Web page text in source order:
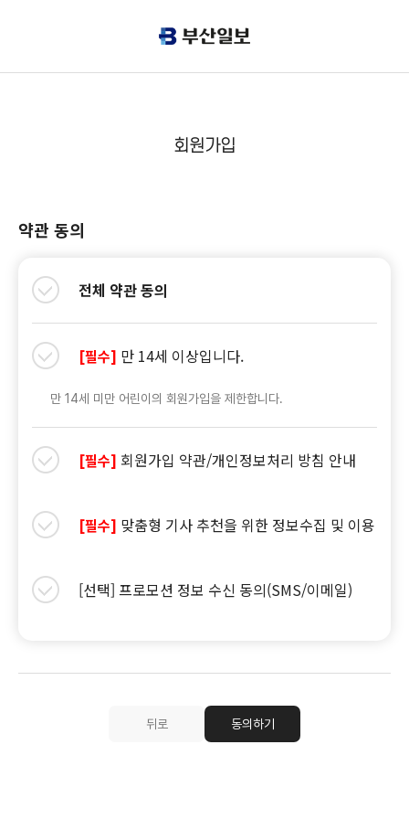
회원가입
약관 동의
전체 약관 동의
[필수] 만 14세 이상입니다.
만 14세 미만 어린이의 회원가입을 제한합니다.
[필수] 회원가입 약관/개인정보처리 방침 안내
[필수] 맞춤형 기사 추천을 위한 정보수집 및 이용
[선택] 프로모션 정보 수신 동의(SMS/이메일)
뒤로